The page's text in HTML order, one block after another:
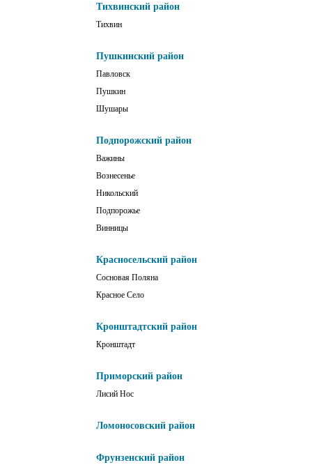
Тихвинский район
Тихвин
Пушкинский район
Павловск
Пушкин
Шушары
Подпорожский район
Важины
Вознесенье
Никольский
Подпорожье
Винницы
Красносельский район
Сосновая Поляна
Красное Село
Кронштадтский район
Кронштадт
Приморский район
Лисий Нос
Ломоносовский район
Фрунзенский район